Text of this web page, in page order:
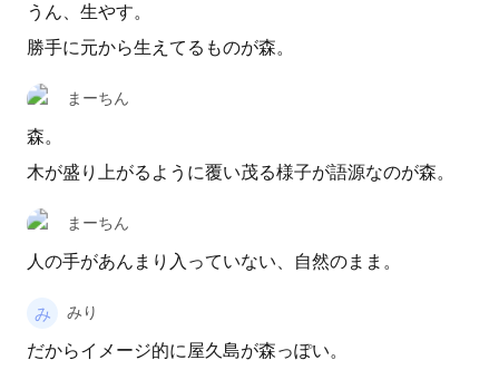
うん、生やす。
勝手に元から生えてるものが森。
まーちん
森。
木が盛り上がるように覆い茂る様子が語源なのが森。
まーちん
人の手があんまり入っていない、自然のまま。
みり
だからイメージ的に屋久島が森っぽい。